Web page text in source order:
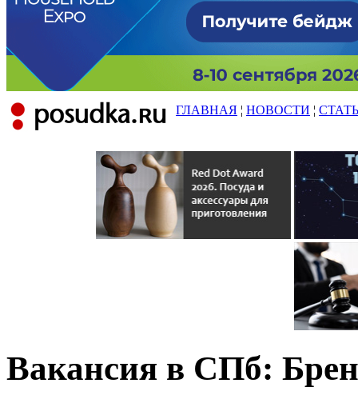
ГЛАВНАЯ ¦ НОВОСТИ ¦
Вакансия в СПб: